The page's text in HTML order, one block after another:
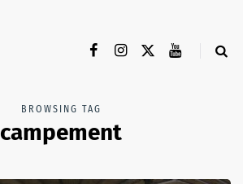
BROWSING TAG
campement